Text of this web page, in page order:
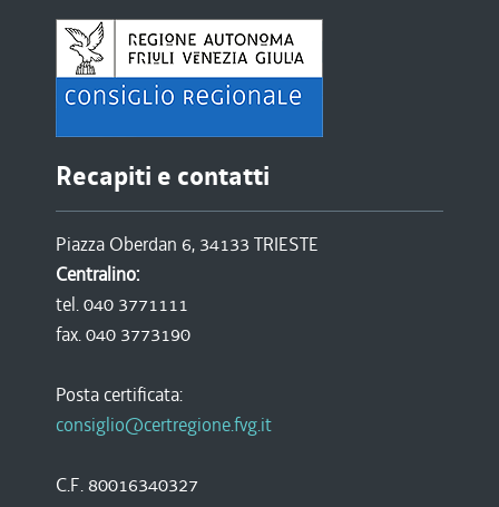
Recapiti e contatti
Piazza Oberdan 6, 34133 TRIESTE
Centralino:
tel. 040 3771111
fax. 040 3773190
Posta certificata:
consiglio@certregione.fvg.it
C.F. 80016340327